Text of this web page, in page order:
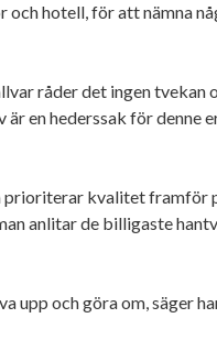
hotell, för att nämna
råder det ingen tvekan
är en hederssak för denne
prioriterar kvalitet framför
anlitar de billigaste
upp och göra om, säger